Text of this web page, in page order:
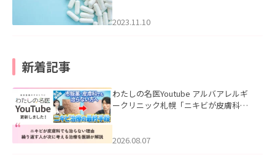
2023.11.10
新着記事
わたしの名医Youtube アルバアレルギ
ークリニック札幌「ニキビが皮膚科で
ました。
2026.08.07